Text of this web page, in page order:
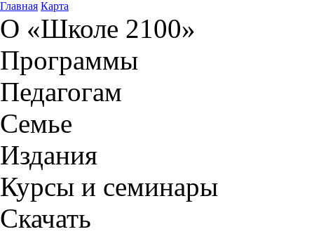
Главная Карта
О «Школе 2100»
Программы
Педагогам
Семье
Издания
Курсы и семинары
Скачать